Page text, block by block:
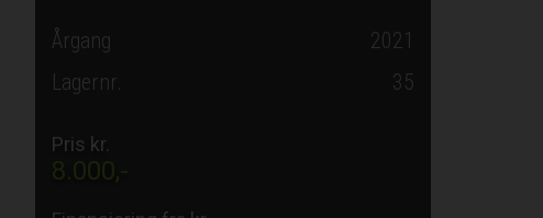
Årgang
2021
Lagernr.
35
Pris kr.
8.000,-